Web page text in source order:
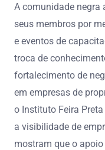
A comunidade negra
seus membros por
e eventos de
troca de
fortalecimento de
em empresas de
o Instituto Feira
a visibilidade de
mostram que o